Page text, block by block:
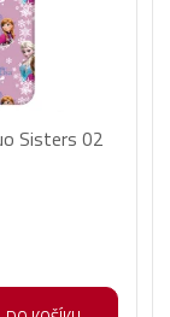
Sisters 02